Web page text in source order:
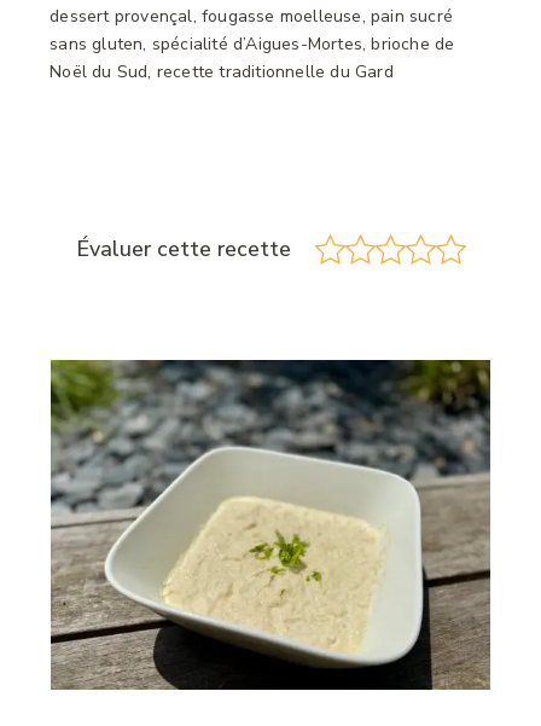
dessert provençal, fougasse moelleuse, pain sucré
sans gluten, spécialité d’Aigues-Mortes, brioche de
Noël du Sud, recette traditionnelle du Gard
Évaluer cette recette